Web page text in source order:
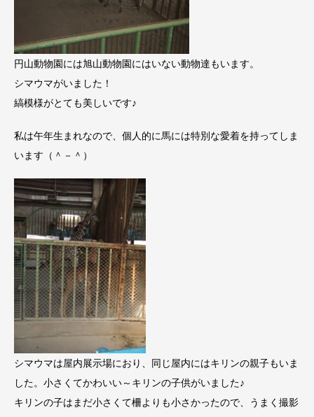
円山動物園には旭山動物園にはいない動物達もいます。
シマウマがいました！
縞模様がとても美しいです♪
私は午年生まれなので、個人的に馬には特別な愛着を持ってしま
います（＾－＾）
シマウマは屋内展示場におり、同じ屋内にはキリンの親子もいま
した。小さくてかわいい～キリンの子供がいました♪
キリンの子はまだ小さくて柵よりも小さかったので、うまく撮影